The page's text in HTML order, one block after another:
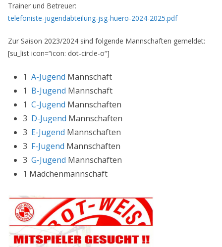
Trainer und Betreuer:
telefoniste-jugendabteilung-jsg-huero-2024-2025.pdf
Zur Saison 2023/2024 sind folgende Mannschaften gemeldet:
[su_list icon=“icon: dot-circle-o“]
1 A-Jugend Mannschaft
1 B-Jugend Mannschaft
1 C-Jugend Mannschaften
3 D-Jugend Mannschaften
3 E-Jugend Mannschaften
3 F-Jugend Mannschaften
3 G-Jugend Mannschaften
1 Mädchenmannschaft